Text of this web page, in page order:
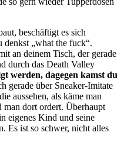
beschäftigt es sich
„what the fuck“.
an deinem Tisch, der gerade
durch das Death Valley
werden, dagegen kamst du
gerade über Sneaker-Imitate
aussehen, als käme man
dort ordert. Überhaupt
eigenes Kind und seine
Es ist so schwer, nicht alles